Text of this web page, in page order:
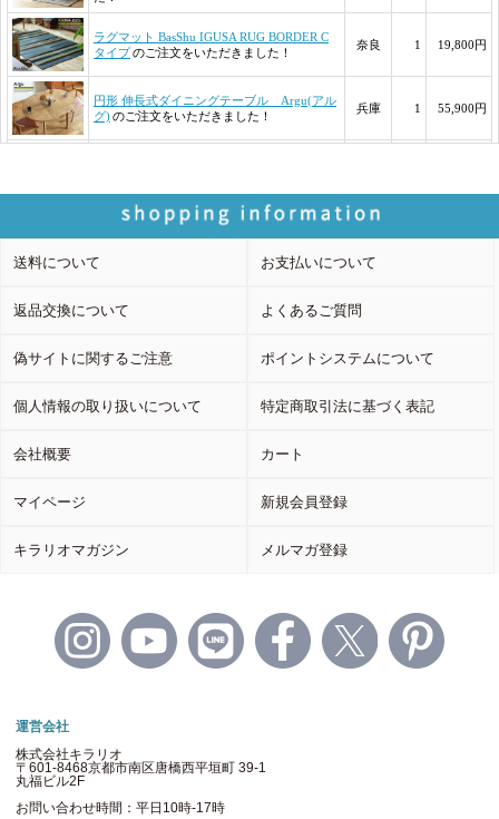
送料について お支払いについて
返品交換について よくあるご質問
偽サイトに関するご注意 ポイントシステムについて
個人情報の取り扱いについて 特定商取引法に基づく表記
会社概要 カート
マイページ 新規会員登録
キラリオマガジン メルマガ登録
運営会社
株式会社キラリオ
〒601-8468京都市南区唐橋西平垣町 39-1
丸福ビル2F
お問い合わせ時間：平日10時-17時